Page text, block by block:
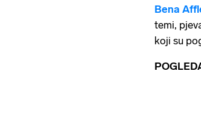
Bena
temi,
koji su